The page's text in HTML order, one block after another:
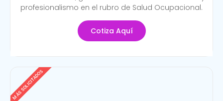
profesionalismo en el rubro de Salud Ocupacional.
Cotiza Aquí
MÁS SOLICITADOS